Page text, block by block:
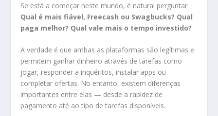
Se está a começar neste mundo, é natural perguntar:
Qual é mais fiável, Freecash ou Swagbucks? Qual
paga melhor? Qual vale mais o tempo investido?
A verdade é que ambas as plataformas são legítimas e
permitem ganhar dinheiro através de tarefas como
jogar, responder a inquéritos, instalar apps ou
completar ofertas. No entanto, existem diferenças
importantes entre elas — desde a rapidez de
pagamento até ao tipo de tarefas disponíveis.